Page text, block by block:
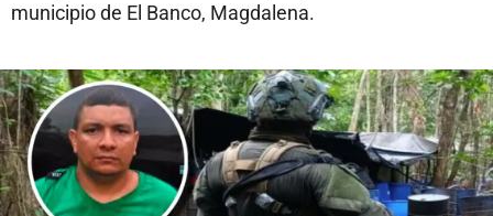
municipio de El Banco, Magdalena.